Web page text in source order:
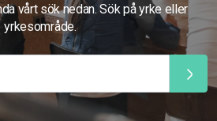
vårt sök nedan. Sök på yrke eller
yrkesområde.